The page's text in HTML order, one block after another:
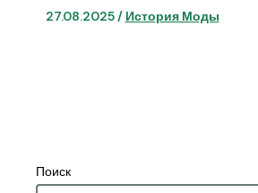
Поиск
27.08.2025/ История Моды